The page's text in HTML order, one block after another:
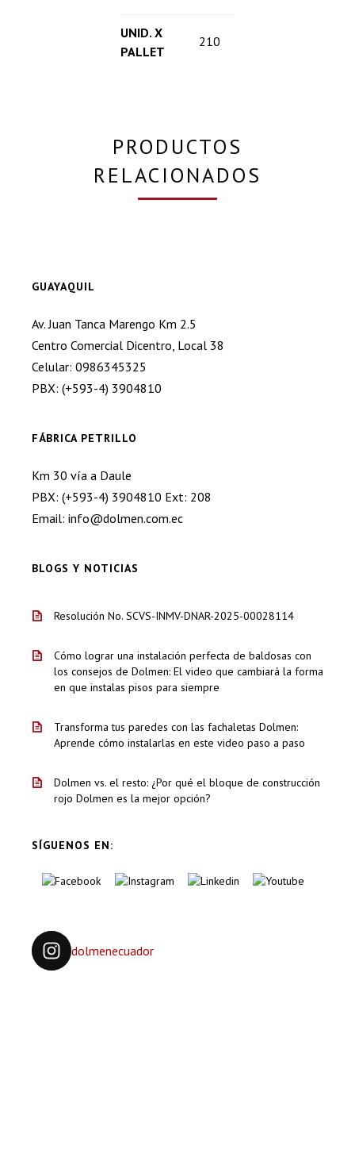
UNID. X
PALLET
210
PRODUCTOS
RELACIONADOS
GUAYAQUIL
Av. Juan Tanca Marengo Km 2.5
Centro Comercial Dicentro, Local 38
Celular: 0986345325
PBX: (+593-4) 3904810
FÁBRICA PETRILLO
Km 30 vía a Daule
PBX: (+593-4) 3904810 Ext: 208
Email: info@dolmen.com.ec
BLOGS Y NOTICIAS
Resolución No. SCVS-INMV-DNAR-2025-00028114
Cómo lograr una instalación perfecta de baldosas con
los consejos de Dolmen: El video que cambiará la forma
en que instalas pisos para siempre
Transforma tus paredes con las fachaletas Dolmen:
Aprende cómo instalarlas en este video paso a paso
Dolmen vs. el resto: ¿Por qué el bloque de construcción
rojo Dolmen es la mejor opción?
SÍGUENOS EN:
dolmenecuador